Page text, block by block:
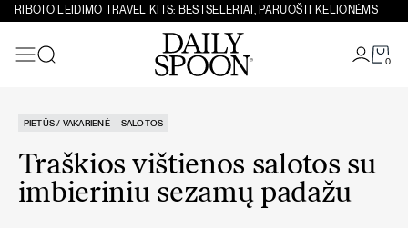
Eiti prie turinio
RIBOTO LEIDIMO TRAVEL KITS: BESTSELERIAI, PARUOŠTI KELIONĖMS
0
PIETŪS / VAKARIENĖ SALOTOS
Traškios vištienos salotos su
imbieriniu sezamų padažu